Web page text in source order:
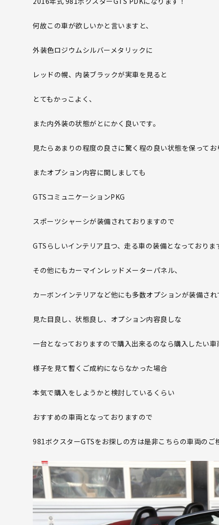
何故この車が欲しいかと言いますと、
外装色ロジウムシルバーメタリックに
レッドの幌、内装ブラックが実車を見ると
とてもかっこよく、
また内外装の状態がとにかく良いです。
見たらあまりの程度の良さに驚く程の良い状態を保ってお
またオプション内容に関しましても
GTSコミュニケーションPKG
スポーツシャーシが装備されておりますので
GTSらしいインテリア且つ、走る車の装備となっており
その他にもカーマインレッドメーターパネル、
カーボンインテリアなど他にも多数オプションが装備さ
見た目良し、状態良し、オプション内容良しな
一台となっておりますので購入出来るのなら購入したい
様子を見て暫くご成約にならなかった場合
本気で購入をしようかと検討しているくらい
おすすめの車両となっておりますので
981ボクスターGTSをお探しの方は是非こちらの車両のご